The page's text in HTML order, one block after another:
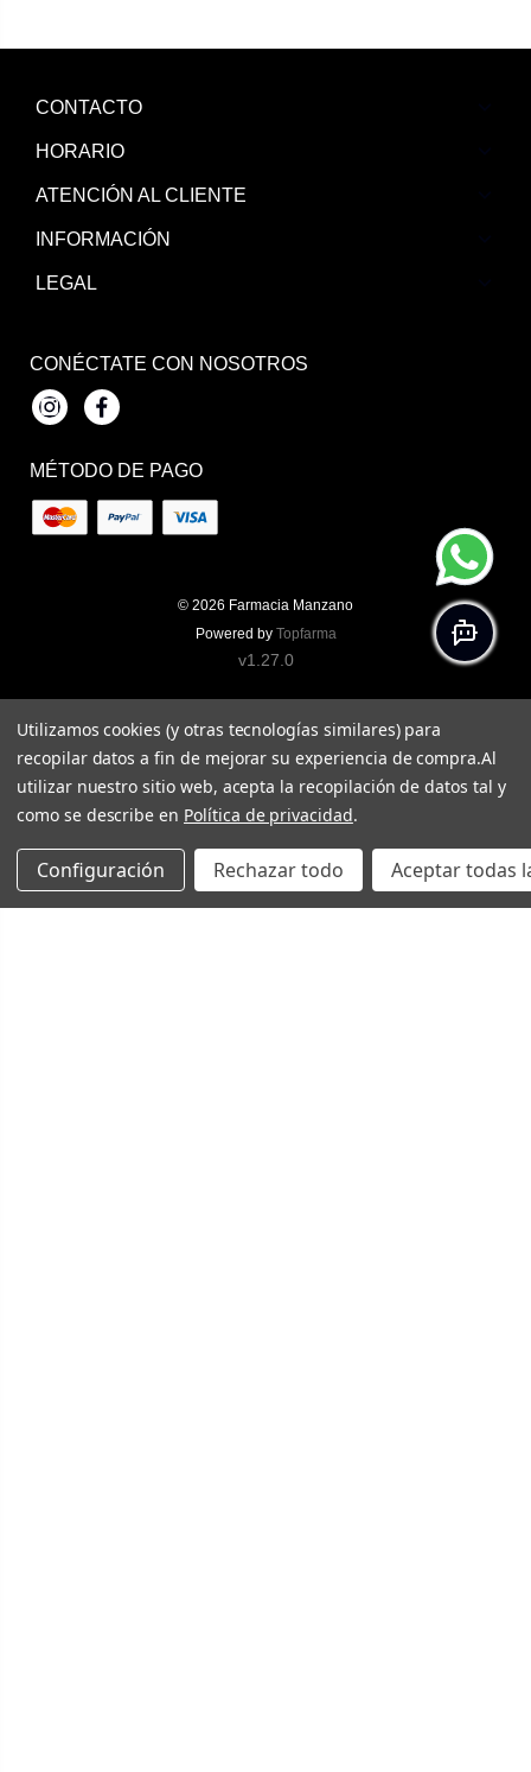
CONTACTO
HORARIO
ATENCIÓN AL CLIENTE
INFORMACIÓN
LEGAL
CONÉCTATE CON NOSOTROS
InstagramFacebook
MÉTODO DE PAGO
© 2026 Farmacia Manzano
Powered by Topfarma
v1.27.0
Utilizamos cookies (y otras tecnologías similares) para
recopilar datos a fin de mejorar su experiencia de compra.Al
utilizar nuestro sitio web, acepta la recopilación de datos tal y
como se describe en Política de privacidad.
Configuración Rechazar todo Aceptar todas